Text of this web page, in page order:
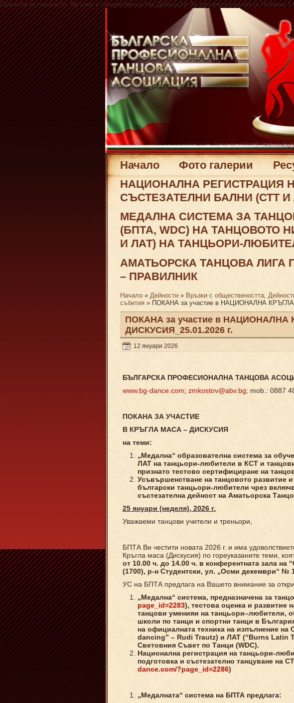
Прочети останалото. Връзки с обществеността Дейности За професионалиста Новини
Начало Фото галерии
НАЦИОНАЛНА РЕГИСТРАЦИЯ
СЪСТЕЗАТЕЛНИ БАЛНИ (СТТ И
МЕДАЛНА СИСТЕМА ЗА
(БПТА, WDC) НА ТАНЦОВОТО
И ЛАТ) НА ТАНЦЬОРИ-
АМАТЬОРСКА ТАНЦОВА ЛИГА
– ПРАВИЛНИК
Начало » Дейности » Връзки с обществеността
събития » ПОКАНА за участие в НАЦИОНАЛНА
ПОКАНА за участие в
ДИСКУСИЯ_25.01.2026 г.
12 януари 2026
БЪЛГАРСКА ПРОФЕСИОНАЛНА ТАНЦОВА
www.bg-dance.com; zmkostov@abv.bg; mob.: 0887
ПОКАНА ЗА УЧАСТИЕ
В КРЪГЛА МАСА – ДИСКУСИЯ
на теми:
„Медална“ образователна система за
ЛАТ на танцьори-любители в КСТ и
признато тестово сертифициране на
Усъвършенстване на танцовото развитие
български танцьори-любители чрез
състезателна дейност на Аматьорска
25 януари (неделя), 2026 г.
Уважаеми танцови учители и треньори,
БПТА Ви честити новата 2026 г. и има
Кръгла маса (Дискусия) по гореуказаните теми,
от 10.00 ч. до 14.00 ч. в конферентната зала на “
(1700), р-н Студентски, ул. „Осми декември“ №
УС на БПТА предлага на Вашето внимание за
„Медална“ система, предназначена за
page_id=2283), тестова оценка и развитие
танцови уменияи на танцьори–любители,
школи по танци и спортни танци в
на официалната техника на изпълнение на
dancing” – Rudi Trautz) и ЛАТ (“Burns Latin
Световния Съвет по Танци (WDC).
Национална регистрация на танцьори-
подготовка и състезателно танцуване на
dance.com/?page_id=2286)
„Медалната“ система на БПТА предлага: